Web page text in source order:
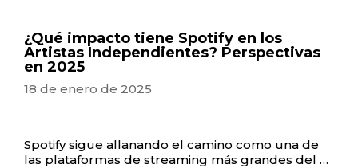
¿Qué impacto tiene Spotify en los
Artistas Independientes? Perspectivas
en 2025
18 de enero de 2025
Spotify sigue allanando el camino como una de
las plataformas de streaming más grandes del …